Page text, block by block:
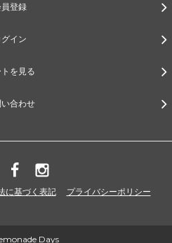
登録
グイン
を見る
い合わせ
に基づく表記 プライバシーポリシー
Days